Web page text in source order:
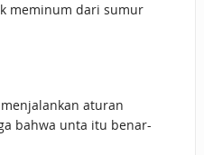
meminum dari sumur
aturan
bahwa unta itu benar-